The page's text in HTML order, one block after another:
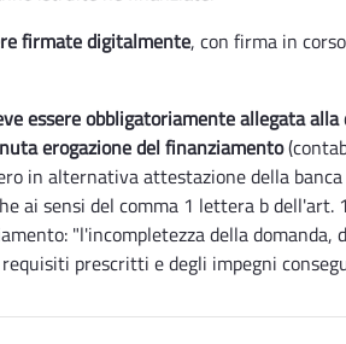
firmate digitalmente, con firma in
essere obbligatoriamente allegata alla
erogazione del finanziamento
in alternativa attestazione della
ai sensi del comma 1 lettera b dell'art.
"l'incompletezza della domanda,
prescritti e degli impegni